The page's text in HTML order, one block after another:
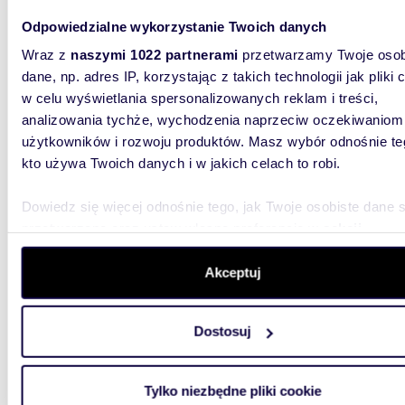
Odpowiedzialne wykorzystanie Twoich danych
Wraz z naszymi 1022 partnerami przetwarzamy Twoje
dane, np. adres IP, korzystając z takich technologii jak pliki
w celu wyświetlania spersonalizowanych reklam i treści,
analizowania tychże, wychodzenia naprzeciw oczekiwaniom
użytkowników i rozwoju produktów. Masz wybór odnośnie
kto używa Twoich danych i w jakich celach to robi.
Dowiedz się więcej odnośnie tego, jak Twoje osobiste dane
szczegółów. W Deklaracji plików cookie możesz zmienić
wycofać swoją zgodę w dowolnej chwili.
aby oferować funkcje społecznościowe i analizować ruch w
witrynie. Informacje o tym, jak korzystasz z naszej witryny,
analitycznym. Partnerzy mogą połączyć te informacje z
Akceptuj
Dostosuj
Tylko niezbędne pliki cookie
dom
Luksusowy dom 300 m² z gabinetem i panelami
1 200